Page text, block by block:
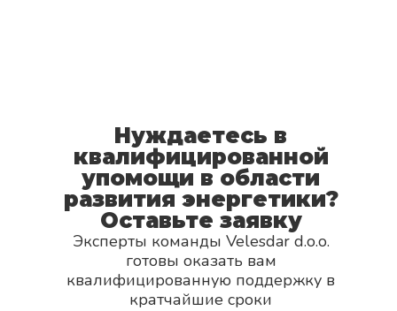
Нуждаетесь в
квалифицированной
упомощи в области
развития энергетики?
Оставьте заявку
Эксперты команды Velesdar d.o.o.
готовы оказать вам
квалифицированную поддержку в
кратчайшие сроки